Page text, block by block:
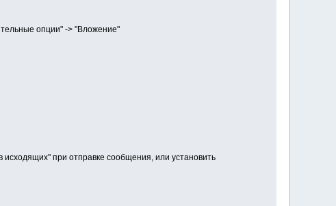
опции" -> "Вложение"
при отправке сообщения, или установить